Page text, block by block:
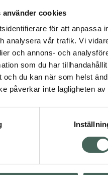
använder cookies
för att anpassa
analysera vår trafik. Vi
och annons- och
som du har
och du kan när som helst
påverkar inte lagligheten
oss från Skåne i syd
och på datorn.
att hjälpa just dig